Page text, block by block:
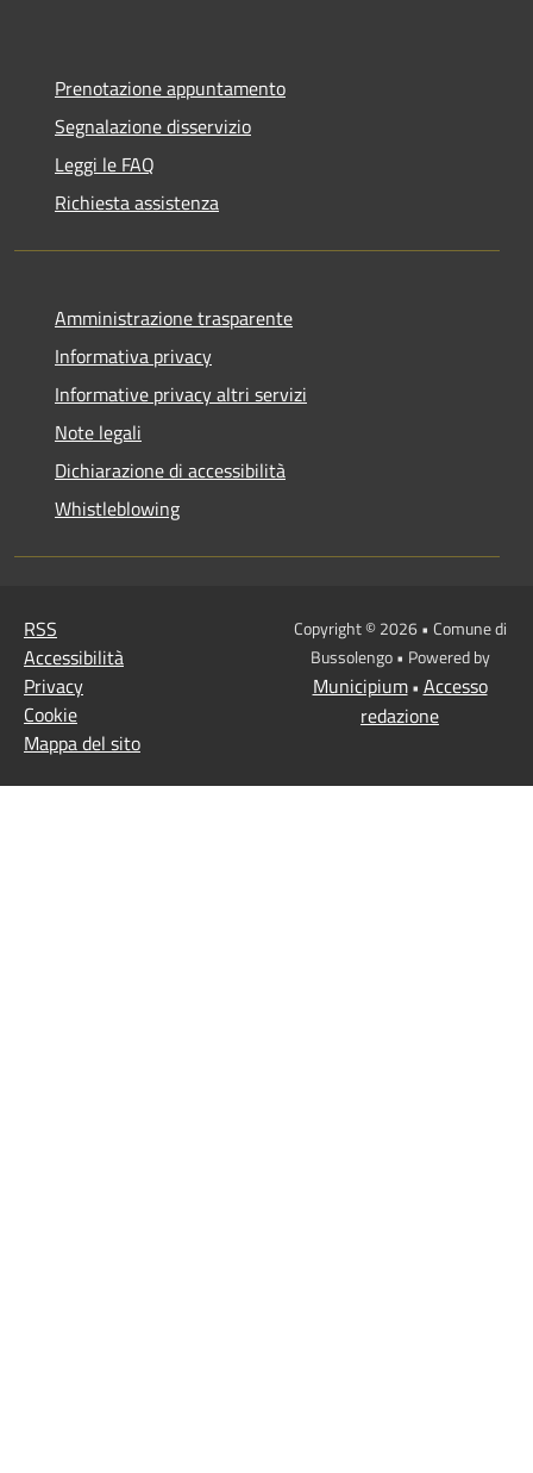
Prenotazione appuntamento
Segnalazione disservizio
Leggi le FAQ
Richiesta assistenza
Amministrazione trasparente
Informativa privacy
Informative privacy altri servizi
Note legali
Dichiarazione di accessibilità
Whistleblowing
RSS
Accessibilità
Privacy
Cookie
Mappa del sito
Copyright © 2026 • Comune di
Bussolengo • Powered by
Municipium• Accesso
redazione